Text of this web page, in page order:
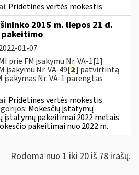
Pridėtinės vertės mokestis
2015 m. liepos 21 d.
pakeitimo
01-07
prie FM įsakymu Nr. VA-1[1]
įsakymu Nr. VA-49[2] patvirtintą
įsakymas Nr. VA-1 parengtas
Pridėtinės vertės mokestis
Mokesčių įstatymų
įstatymų pakeitimai 2022 metais
pakeitimai nuo 2022 m.
Rodoma nuo 1 iki 20 iš 78 irašų.